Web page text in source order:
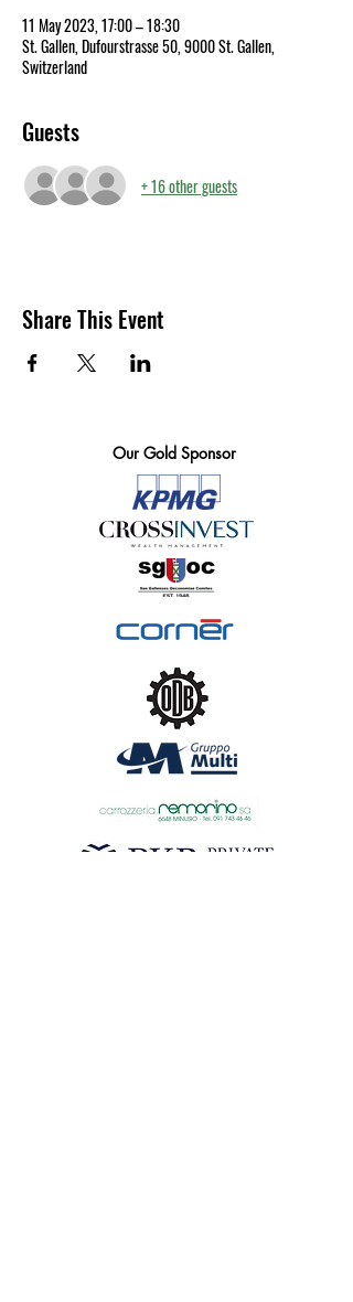
11 May 2023, 17:00 – 18:30
St. Gallen, Dufourstrasse 50, 9000 St. Gallen,
Switzerland
Guests
+ 16 other guests
Share This Event
Our Gold Sponsor